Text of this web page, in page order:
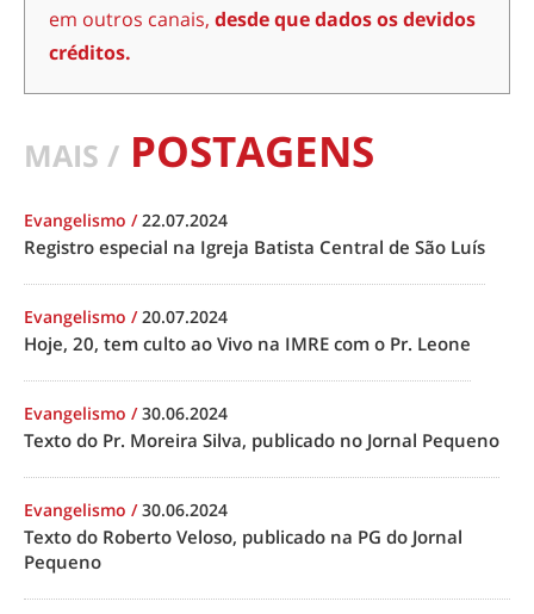
em outros canais, desde que dados os devidos
créditos.
MAIS / POSTAGENS
Evangelismo /22.07.2024
Registro especial na Igreja Batista Central de São Luís
Evangelismo /20.07.2024
Hoje, 20, tem culto ao Vivo na IMRE com o Pr. Leone
Evangelismo /30.06.2024
Texto do Pr. Moreira Silva, publicado no Jornal Pequeno
Evangelismo /30.06.2024
Texto do Roberto Veloso, publicado na PG do Jornal
Pequeno